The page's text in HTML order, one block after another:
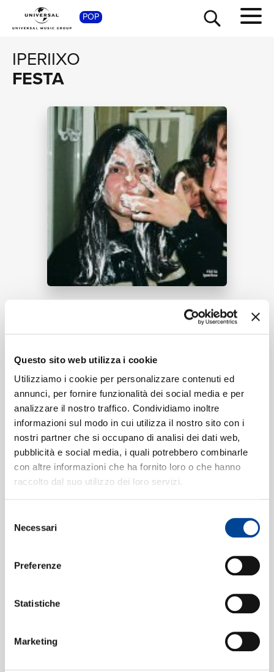
Questo sito web utilizza i cookie
Utilizziamo i cookie per personalizzare contenuti ed
annunci, per fornire funzionalità dei social media e per
analizzare il nostro traffico. Condividiamo inoltre
informazioni sul modo in cui utilizza il nostro sito con i
nostri partner che si occupano di analisi dei dati web,
pubblicità e social media, i quali potrebbero combinarle
con altre informazioni che ha fornito loro o che hanno
raccolto dal suo utilizzo dei loro servizi.
delNecessari
Preferenze
Statistiche
Marketing
POP
IPERIIXO
FESTA
Tracklist:
1 FESTA
Iperiixo
Formati disponibili:
Digitale
SHOP
TOUR
NEWS
RICERCA
CHI SIAMO
CONTATTI
NEWSLETTER